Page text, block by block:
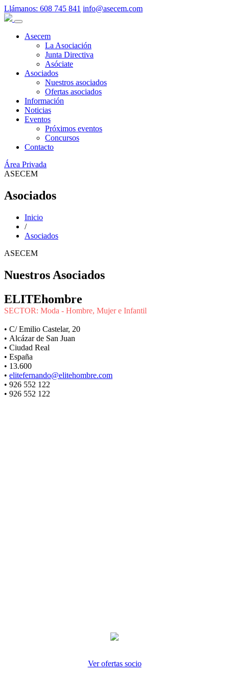
Llámanos: 608 745 841 info@asecem.com
Asecem
La Asociación
Junta Directiva
Asóciate
Asociados
Nuestros asociados
Ofertas asociados
Información
Noticias
Eventos
Próximos eventos
Concursos
Contacto
Área Privada
ASECEM
Asociados
Inicio
/
Asociados
ASECEM
Nuestros Asociados
ELITEhombre
SECTOR: Moda - Hombre, Mujer e Infantil
• C/ Emilio Castelar, 20
• Alcázar de San Juan
• Ciudad Real
• España
• 13.600
• elitefernando@elitehombre.com
• 926 552 122
• 926 552 122
Ver ofertas socio